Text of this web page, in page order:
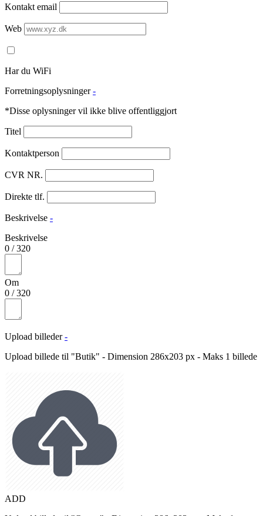
Kontakt email
Web
Har du WiFi
Forretningsoplysninger -
*Disse oplysninger vil ikke blive offentliggjort
Titel
Kontaktperson
CVR NR.
Direkte tlf.
Beskrivelse -
Beskrivelse
0 /320
Om
0 /320
Upload billeder -
Upload billede til "Butik" - Dimension 286x203 px - Maks 1 billede
ADD